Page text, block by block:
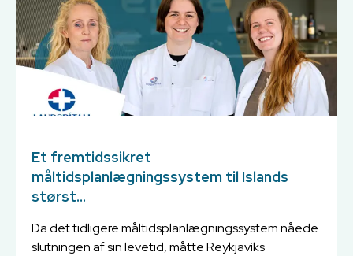
Et fremtidssikret
måltidsplanlægningssystem til Islands
størst...
Da det tidligere måltidsplanlægningssystem nåede
slutningen af sin levetid, måtte Reykjavíks